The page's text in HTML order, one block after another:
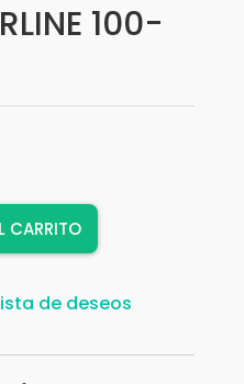
100-
CARRITO
de deseos